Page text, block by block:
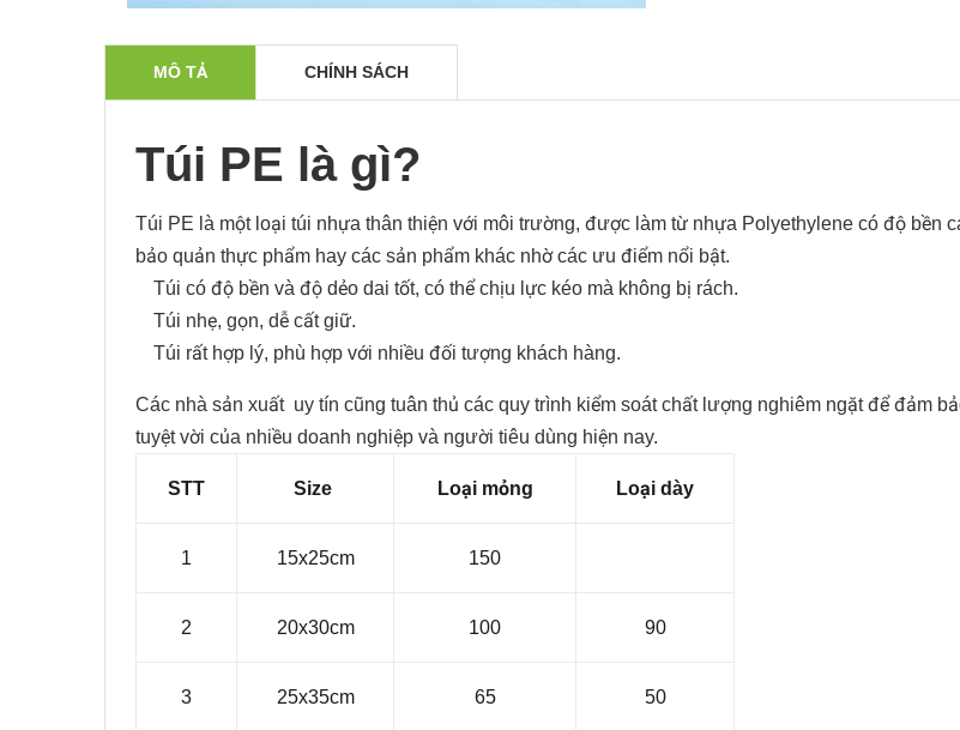
MÔ TẢ CHÍNH SÁCH
Túi PE là gì?
Túi PE là một loại túi nhựa thân thiện với môi trường, được làm từ nhựa Polyethylene có độ bền
bảo quản thực phẩm hay các sản phẩm khác nhờ các ưu điểm nổi bật.
Túi có độ bền và độ dẻo dai tốt, có thể chịu lực kéo mà không bị rách.
Túi nhẹ, gọn, dễ cất giữ.
Túi rất hợp lý, phù hợp với nhiều đối tượng khách hàng.
Các nhà sản xuất uy tín cũng tuân thủ các quy trình kiểm soát chất lượng nghiêm ngặt để đảm
tuyệt vời của nhiều doanh nghiệp và người tiêu dùng hiện nay.
STT Size Loại mỏng Loại dày
1 15x25cm 150
2 20x30cm 100 90
3 25x35cm 65 50